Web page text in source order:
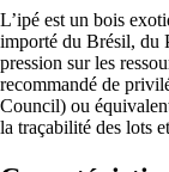
L’ipé est un bois
importé du Brésil, du
pression sur les
recommandé de
Council) ou
la traçabilité des lots